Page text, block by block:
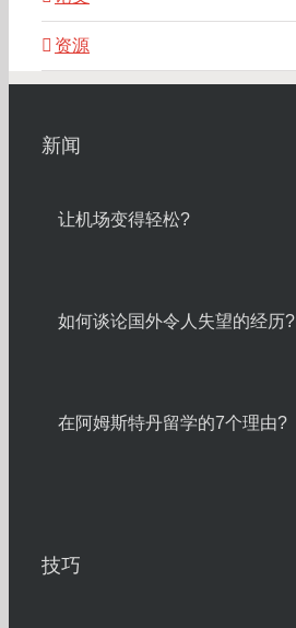
资源
新闻
让机场变得轻松?
如何谈论国外令人失望的经历?
在阿姆斯特丹留学的7个理由?
技巧